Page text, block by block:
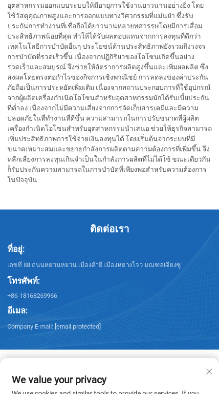
อุตสาหกรรมออกแบบระบบให้มีอายุการใช้งานยาวนานอย่างยิ่ง โดย
ใช้วัสดุคุณภาพสูงและการออกแบบทางวิศวกรรมที่แม่นยำ ซึ่งรับ
ประกันการทำงานที่เชื่อถือได้ยาวนานหลายทศวรรษโดยมีการเสื่อม
ประสิทธิภาพน้อยที่สุด ทำให้ได้รับผลตอบแทนจากการลงทุนที่ดีกว่า
เทคโนโลยีการบำบัดอื่นๆ ประโยชน์ด้านประสิทธิภาพยังรวมถึงวงจร
การบำบัดที่รวดเร็วขึ้น เนื่องจากปฏิกิริยาของโอโซนเกิดขึ้นอย่าง
รวดเร็วและสมบูรณ์ จึงช่วยให้อัตราการผลิตสูงขึ้นและเพิ่มผลผลิต ซึ่ง
ส่งผลโดยตรงต่อกำไรของกิจการเชิงพาณิชย์ การลดลงของค่าประกัน
ภัยถือเป็นการประหยัดเพิ่มเติม เนื่องจากสถานประกอบการที่ใช้อุปกรณ์
จากผู้ผลิตเครื่องกำเนิดโอโซนสำหรับอุตสาหกรรมมักได้รับเบี้ยประกัน
ที่ต่ำลง เนื่องจากไม่มีความเสี่ยงจากการจัดเก็บสารเคมีและมีความ
ปลอดภัยในที่ทำงานที่ดีขึ้น ความสามารถในการปรับขนาดที่ผู้ผลิต
เครื่องกำเนิดโอโซนสำหรับอุตสาหกรรมนำเสนอ ช่วยให้ธุรกิจสามารถ
เพิ่มประสิทธิภาพการใช้จ่ายเงินลงทุนได้ โดยเริ่มต้นจากระบบที่มี
ขนาดเหมาะสมและขยายกำลังการผลิตตามความต้องการที่เพิ่มขึ้น จึง
หลีกเลี่ยงการลงทุนเกินจำเป็นในกำลังการผลิตที่ไม่ได้ใช้ ขณะเดียวกัน
ก็รับประกันความสามารถในการบำบัดที่เพียงพอสำหรับความต้องการ
ในปัจจุบัน
ติดต่อเรา
ที่อยู่:
เลขที่ 88 ถนนหยวนหยวน เมืองต้ายี เมืองหยางโจว มณฑลเจียงซู
โทรศัพท์:
+86-18168269966
อีเมล:
Company E-mail: [email protected]
We value your privacy